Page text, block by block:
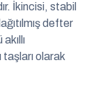
İkincisi, stabil
defter
taşları olarak